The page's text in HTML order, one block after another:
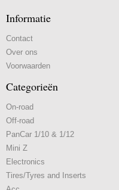
Informatie
Contact
Over ons
Voorwaarden
Categorieën
On-road
Off-road
PanCar 1/10 & 1/12
Mini Z
Electronics
Tires/Tyres and Inserts